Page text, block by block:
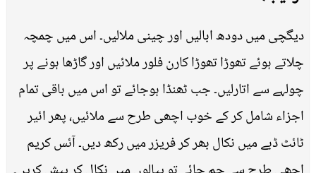
دیگچی میں دودھ ابالیں اور چینی ملالیں۔ اس میں چمچہ
چلاتے ہوئے تھوڑا تھوڑا کارن فلور ملائیں اور گاڑھا ہونے پر
چولہے سے اتارلیں۔ جب ٹھنڈا ہوجائے تو اس میں باقی تمام
اجزاء شامل کر کے خوب اچھی طرح سے ملائیں، پھر ائیر
ٹائٹ ڈبے میں نکال بھر کر فریزر میں رکھ دیں۔ آئس کریم